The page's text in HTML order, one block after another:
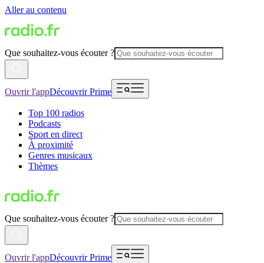
Aller au contenu
Que souhaitez-vous écouter ?
Ouvrir l'appDécouvrir Prime
Top 100 radios
Podcasts
Sport en direct
À proximité
Genres musicaux
Thèmes
Que souhaitez-vous écouter ?
Ouvrir l'appDécouvrir Prime